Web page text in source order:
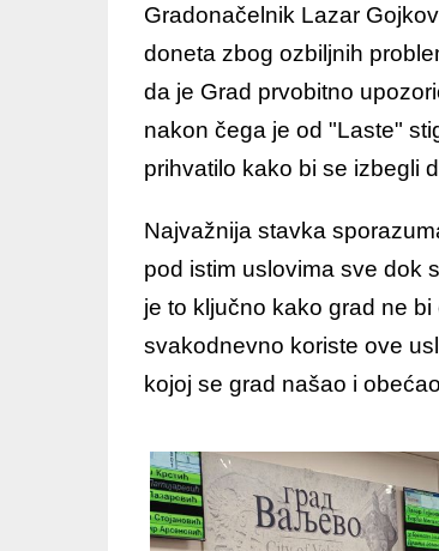
Gradonačelnik Lazar
doneta zbog ozbiljnih
da je Grad prvobitno
nakon čega je od "Laste"
prihvatilo kako bi se izbegli
Najvažnija stavka
pod istim uslovima sve dok
je to ključno kako grad ne
svakodnevno koriste ove
kojoj se grad našao i